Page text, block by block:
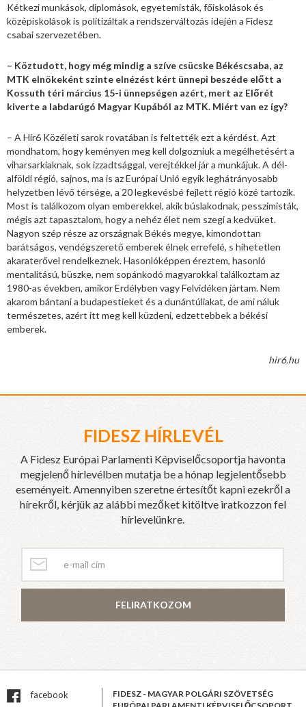
Kétkezi munkások, diplomások, egyetemisták, főiskolások és
középiskolások is politizáltak a rendszerváltozás idején a Fidesz
csabai szervezetében.
– Köztudott, hogy még mindig a szíve csücske Békéscsaba, az
MTK elnökeként szinte elnézést kért ünnepi beszéde előtt a
Kossuth téri március 15-i ünnepségen azért, mert az Előrét
kiverte a labdarúgó Magyar Kupából az MTK. Miért van ez így?
– A Hír6 Közéleti sarok rovatában is feltették ezt a kérdést. Azt
mondhatom, hogy keményen meg kell dolgozniuk a megélhetésért a
viharsarkiaknak, sok izzadtsággal, verejtékkel jár a munkájuk. A dél-
alföldi régió, sajnos, ma is az Európai Unió egyik leghátrányosabb
helyzetben lévő térsége, a 20 legkevésbé fejlett régió közé tartozik.
Most is találkozom olyan emberekkel, akik búslakodnak, pesszimisták,
mégis azt tapasztalom, hogy a nehéz élet nem szegi a kedvüket.
Nagyon szép része az országnak Békés megye, kimondottan
barátságos, vendégszerető emberek élnek errefelé, s hihetetlen
akaraterővel rendelkeznek. Hasonlóképpen éreztem, hasonló
mentalitású, büszke, nem sopánkodó magyarokkal találkoztam az
1980-as években, amikor Erdélyben vagy Felvidéken jártam. Nem
akarom bántani a budapestieket és a dunántúliakat, de ami náluk
természetes, azért itt meg kell küzdeni, edzettebbek a békési
emberek.
hir6.hu
FIDESZ HÍRLEVÉL
A Fidesz Európai Parlamenti Képviselőcsoportja havonta
megjelenő hírlevélben mutatja be a hónap legjelentősebb
eseményeit. Amennyiben szeretne értesítőt kapni ezekről a
hírekről, kérjük az alábbi mezőket kitöltve iratkozzon fel
hírlevelünkre.
FELIRATKOZOM
facebook
FIDESZ - MAGYAR POLGÁRI SZÖVETSÉG